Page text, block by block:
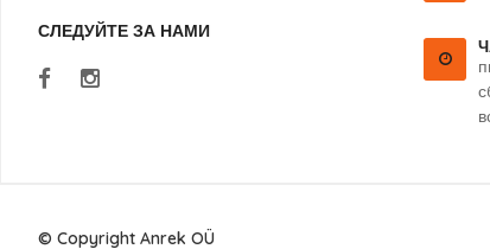
СЛЕДУЙТЕ ЗА НАМИ
© Copyright Anrek OÜ